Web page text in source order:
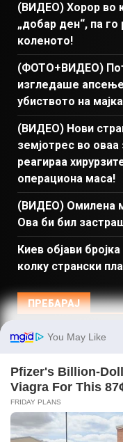
(ВИДЕО) Хорор во
„добар ден“, па
коленото!
(ФОТО+ВИДЕО)
изгледаше
убиството на
(ВИДЕО) Нови
земјотрес во
реагираа
операциона маса!
(ВИДЕО) Омилена
Ова би бил
Киев објави
колку странски
ПРЕБАРАЈ
Македонија